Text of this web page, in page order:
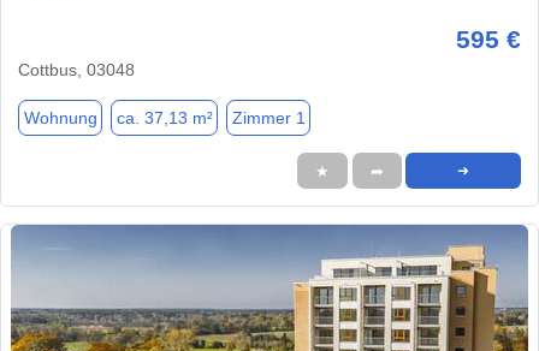
595 €
Cottbus, 03048
Wohnung ca. 37,13 m² Zimmer 1
★ ➦ ➜